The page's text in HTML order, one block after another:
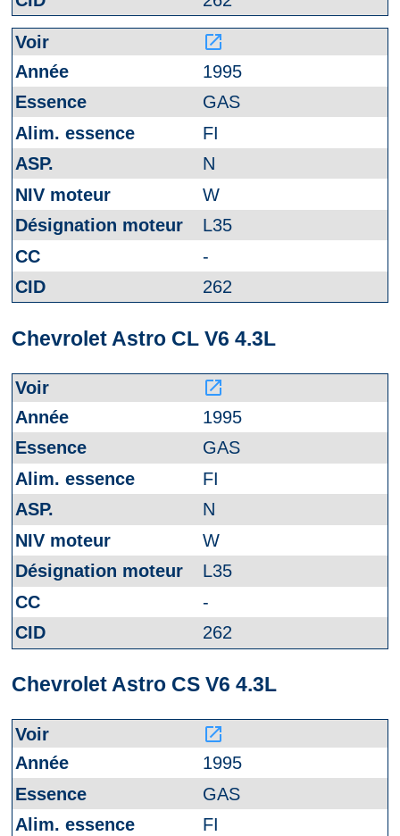
launch
1995
GAS
FI
N
W
L35
-
262
Chevrolet Astro CL V6 4.3L
launch
1995
GAS
FI
N
W
L35
-
262
Chevrolet Astro CS V6 4.3L
launch
1995
GAS
FI